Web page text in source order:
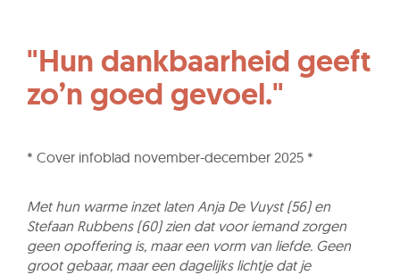
"Hun dankbaarheid geeft
zo’n goed gevoel."
* Cover infoblad november-december 2025 *
Met hun warme inzet laten Anja De Vuyst (56) en
Stefaan Rubbens (60) zien dat voor iemand zorgen
geen opoffering is, maar een vorm van liefde. Geen
groot gebaar, maar een dagelijks lichtje dat je